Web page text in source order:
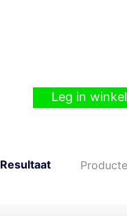
Leg in
Resultaat